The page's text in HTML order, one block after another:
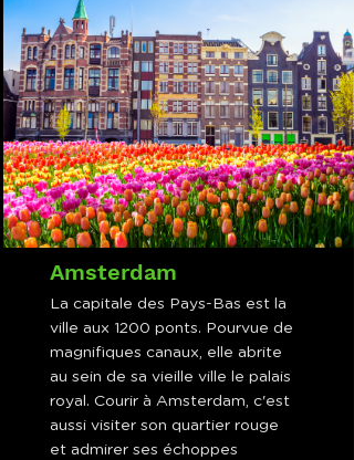
Amsterdam
La capitale des Pays-Bas est la
ville aux 1200 ponts. Pourvue de
magnifiques canaux, elle abrite
au sein de sa vieille ville le palais
royal. Courir à Amsterdam, c'est
aussi visiter son quartier rouge
et admirer ses échoppes